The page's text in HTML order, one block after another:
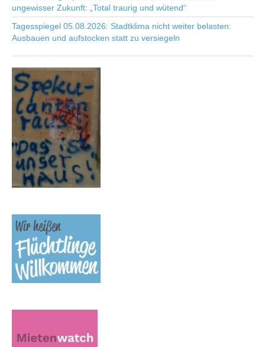
ungewisser Zukunft: „Total traurig und wütend“
Tagesspiegel 05.08.2026: Stadtklima nicht weiter belasten:
Ausbauen und aufstocken statt zu versiegeln